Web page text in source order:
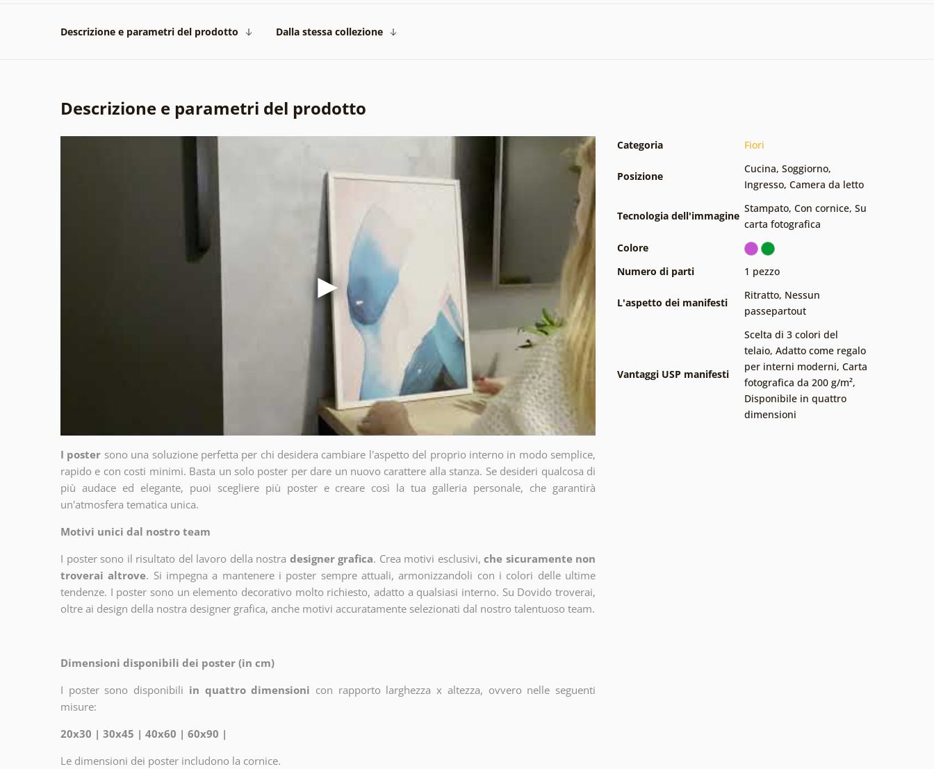
Descrizione e parametri del prodotto Dalla stessa collezione
Descrizione e parametri del prodotto
I poster sono una soluzione perfetta per chi desidera cambiare l'aspetto del proprio interno in modo semplice,
rapido e con costi minimi. Basta un solo poster per dare un nuovo carattere alla stanza. Se desideri qualcosa di
più audace ed elegante, puoi scegliere più poster e creare così la tua galleria personale, che garantirà
un'atmosfera tematica unica.
Motivi unici dal nostro team
I poster sono il risultato del lavoro della nostra designer grafica. Crea motivi esclusivi, che sicuramente non
troverai altrove. Si impegna a mantenere i poster sempre attuali, armonizzandoli con i colori delle ultime
tendenze. I poster sono un elemento decorativo molto richiesto, adatto a qualsiasi interno. Su Dovido troverai,
oltre ai design della nostra designer grafica, anche motivi accuratamente selezionati dal nostro talentuoso team.
Dimensioni disponibili dei poster (in cm)
I poster sono disponibili in quattro dimensioni con rapporto larghezza x altezza, ovvero nelle seguenti
misure:
20x30 | 30x45 | 40x60 | 60x90 |
Le dimensioni dei poster includono la cornice.
Categoria Fiori
Posizione
Cucina, Soggiorno,
Ingresso, Camera da letto
Tecnologia dell'immagine
Stampato, Con cornice, Su
carta fotografica
Colore
Numero di parti
1 pezzo
L'aspetto dei manifesti
Ritratto, Nessun
passepartout
Vantaggi USP manifesti
Scelta di 3 colori del
telaio, Adatto come regalo
per interni moderni, Carta
fotografica da 200 g/m²,
Disponibile in quattro
dimensioni